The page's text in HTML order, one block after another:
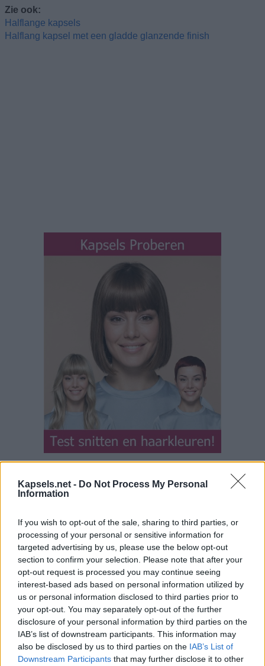
Kapsels.net - Do Not Process My Personal
Information
If you wish to opt-out of the sale, sharing to third parties, or
processing of your personal or sensitive information for
targeted advertising by us, please use the below opt-out
section to confirm your selection. Please note that after your
opt-out request is processed you may continue seeing
interest-based ads based on personal information utilized by
us or personal information disclosed to third parties prior to
your opt-out. You may separately opt-out of the further
disclosure of your personal information by third parties on the
IAB’s list of downstream participants. This information may
also be disclosed by us to third parties on the IAB’s List of
Downstream Participants that may further disclose it to other
Zie ook:
Halflange kapsels
Halflang kapsel met een gladde glanzende finish